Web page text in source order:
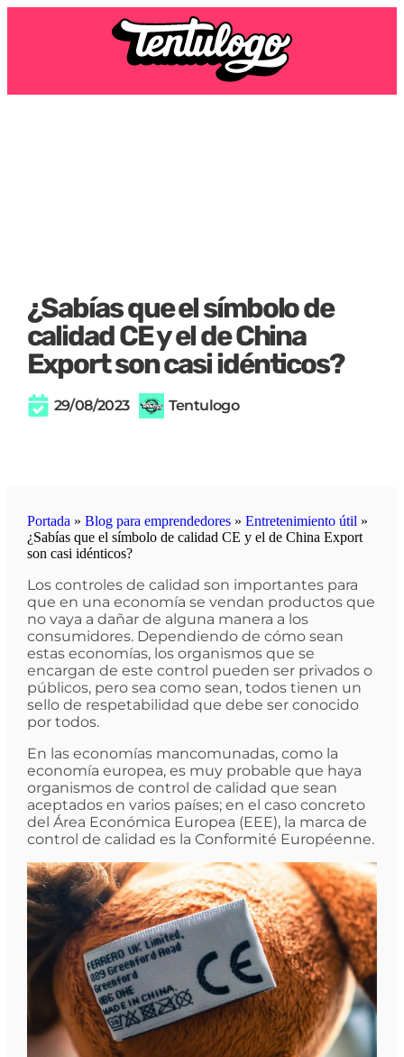
¿Sabías que el símbolo de
calidad CE y el de China
Export son casi idénticos?
29/08/2023 Tentulogo
Portada » Blog para emprendedores» Entretenimiento útil »
¿Sabías que el símbolo de calidad CE y el de China Export
son casi idénticos?
Los controles de calidad son importantes para
que en una economía se vendan productos que
no vaya a dañar de alguna manera a los
consumidores. Dependiendo de cómo sean
estas economías, los organismos que se
encargan de este control pueden ser privados o
públicos, pero sea como sean, todos tienen un
sello de respetabilidad que debe ser conocido
por todos.
En las economías mancomunadas, como la
economía europea, es muy probable que haya
organismos de control de calidad que sean
aceptados en varios países; en el caso concreto
del Área Económica Europea (EEE), la marca de
control de calidad es la Conformité Européenne.